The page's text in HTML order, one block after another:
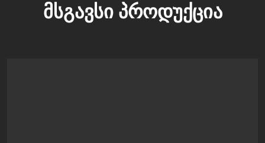
ᲛᲡᲒᲐᲕᲡᲘ ᲞᲠᲝᲓᲣᲥᲪᲘᲐ